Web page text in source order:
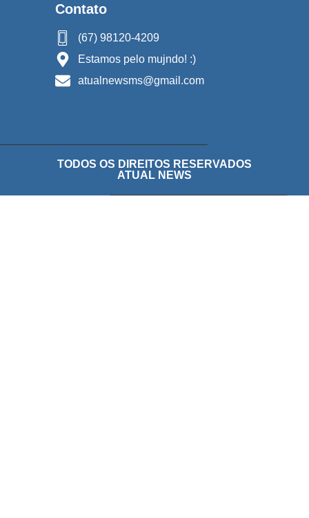
Contato
(67) 98120-4209
Estamos pelo mujndo! :)
atualnewsms@gmail.com
TODOS OS DIREITOS RESERVADOS
ATUAL NEWS